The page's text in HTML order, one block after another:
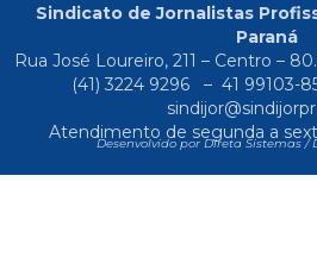
Sindicato de Jornalistas
Paraná
Rua José Loureiro, 211 – Centro –
(41) 3224 9296
– 41 99103-
Atendimento de segunda a
Desenvolvido por Direta Sistemas /